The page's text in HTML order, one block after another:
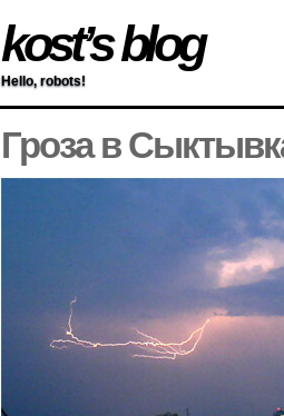
kost’s blog
Hello, robots!
Гроза в